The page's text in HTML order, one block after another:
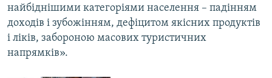
найбіднішими категоріями населення – падінням
доходів і зубожінням, дефіцитом якісних продуктів
і ліків, забороною масових туристичних
напрямків».